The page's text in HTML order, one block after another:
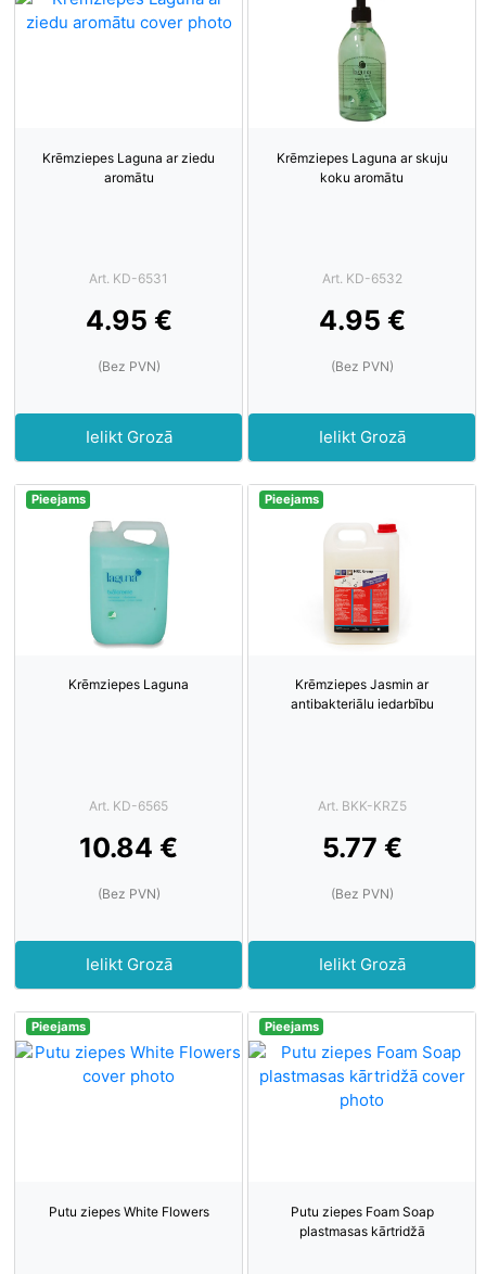
Krēmziepes Laguna ar ziedu
aromātu
Art. KD-6531
4.95 €
(Bez PVN)
Ielikt Grozā
Krēmziepes Laguna ar skuju
koku aromātu
Art. KD-6532
4.95 €
(Bez PVN)
Ielikt Grozā
Pieejams
Krēmziepes Laguna
Art. KD-6565
10.84 €
(Bez PVN)
Ielikt Grozā
Pieejams
Krēmziepes Jasmin ar
antibakteriālu iedarbību
Art. BKK-KRZ5
5.77 €
(Bez PVN)
Ielikt Grozā
Pieejams
Putu ziepes White Flowers
Pieejams
Putu ziepes Foam Soap
plastmasas kārtridžā